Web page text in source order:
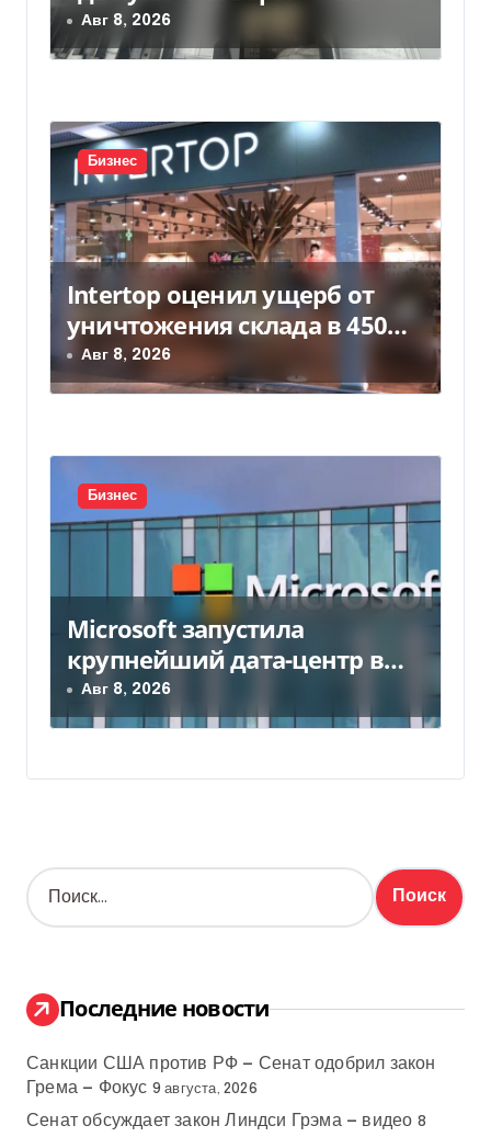
з
а
и
с
я
м
Авг 8, 2026
Бизнес
Intertop оценил ущерб от
уничтожения склада в 450
млн грн
Авг 8, 2026
Бизнес
Microsoft запустила
крупнейший дата-центр в
Индии за $20,5 миллиарда
Авг 8, 2026
Н
а
:
Последние новости
Санкции США против РФ — Сенат одобрил закон
Грема — Фокус 9 августа, 2026
Сенат обсуждает закон Линдси Грэма — видео 8